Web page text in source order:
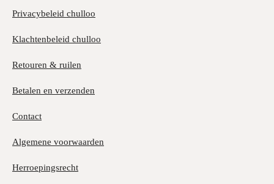
Privacybeleid chulloo
Klachtenbeleid chulloo
Retouren & ruilen
Betalen en verzenden
Contact
Algemene voorwaarden
Herroepingsrecht